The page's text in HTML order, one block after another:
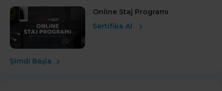
Online Staj Programı
Sertifika Al
Şimdi Başla